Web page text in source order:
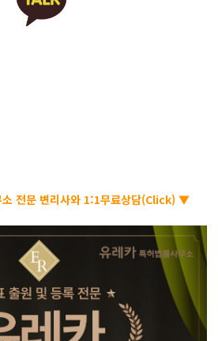
전문 변리사와 1:1무료상담(Click) ▼